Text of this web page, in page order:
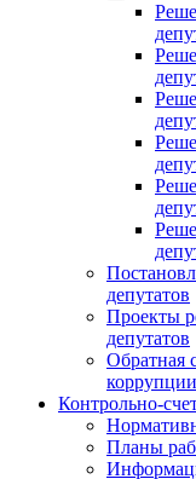
депутатов
Проекты
депутатов
Обратная
коррупции
Контрольно-
Планы